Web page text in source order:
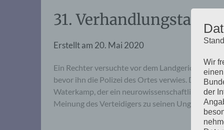
31. Verhandlungstag,
Erstellt am 20. Mai 2020
Ein Rechter versuchte vor dem Landgericht
bevor ihn die Polizei des Ortes verwies. Der
Waterkamp, der ein neurowissenschaftliches
Meinung des Verteidigers zu seinen Ungunsten
Wir
der